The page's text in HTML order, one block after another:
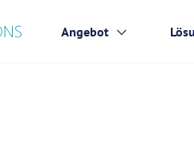
Angebot